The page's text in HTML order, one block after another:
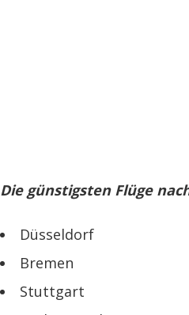
Die günstigsten Flüge
Düsseldorf
Bremen
Stuttgart